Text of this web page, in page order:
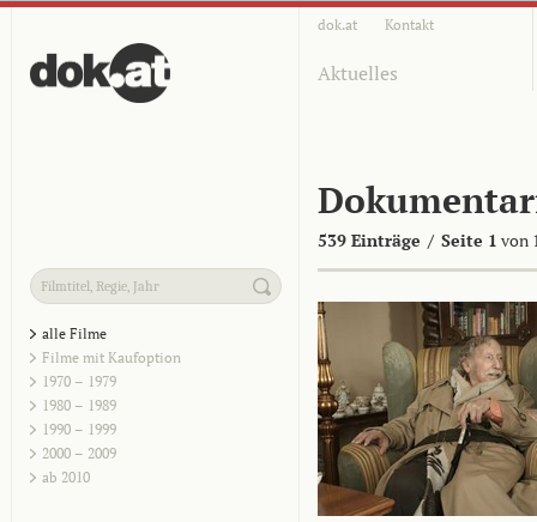
dok.at Kontakt
Aktuelles
539 Einträge / Seite 1 von
alle Filme
Filme mit Kaufoption
1970 – 1979
1980 – 1989
1990 – 1999
2000 – 2009
ab 2010